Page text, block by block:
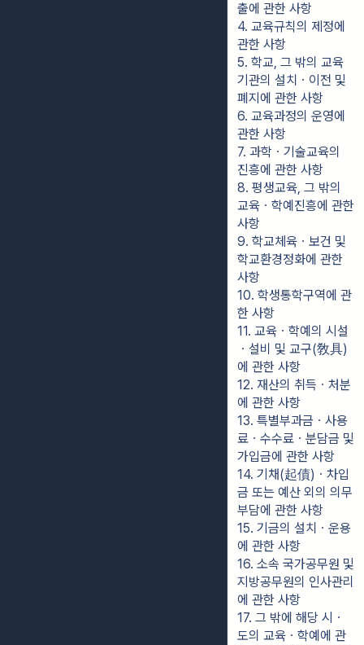
출에 관한 사항
4. 교육규칙의 제정에
관한 사항
5. 학교, 그 밖의 교육
기관의 설치ㆍ이전 및
폐지에 관한 사항
6. 교육과정의 운영에
관한 사항
7. 과학ㆍ기술교육의
진흥에 관한 사항
8. 평생교육, 그 밖의
교육ㆍ학예진흥에 관한
사항
9. 학교체육ㆍ보건 및
학교환경정화에 관한
사항
10. 학생통학구역에 관
한 사항
11. 교육ㆍ학예의 시설
ㆍ설비 및 교구(敎具)
에 관한 사항
12. 재산의 취득ㆍ처분
에 관한 사항
13. 특별부과금ㆍ사용
료ㆍ수수료ㆍ분담금 및
가입금에 관한 사항
14. 기채(起債)ㆍ차입
금 또는 예산 외의 의무
부담에 관한 사항
15. 기금의 설치ㆍ운용
에 관한 사항
16. 소속 국가공무원 및
지방공무원의 인사관리
에 관한 사항
17. 그 밖에 해당 시ㆍ
도의 교육ㆍ학예에 관